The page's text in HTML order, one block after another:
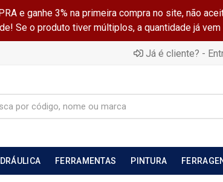
e ganhe 3% na primeira compra no site, não
Se o produto tiver múltiplos, a quantidade já
Já é cliente? -
FERRAMENTAS PINTURA